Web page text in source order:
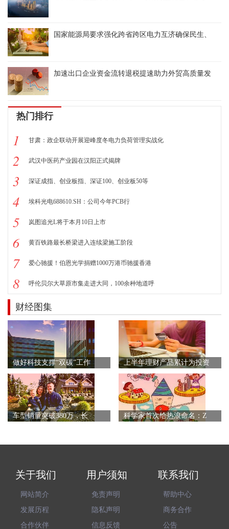
国家能源局要求强化跨省跨区电力互济确保民生、
加速出口企业资金流转退税提速助力外贸高质量发
热门排行
1 甘肃：政企联动开展迎峰度冬电力负荷管理实战化
2 武汉中医药产业园在汉阳正式揭牌
3 深证成指、创业板指、深证100、创业板50等
4 埃科光电688610.SH：公司今年PCB行
5 岚图追光L将于本月10日上市
6 黄百铁路最长桥梁进入连续梁施工阶段
7 爱心驰援！伯恩光学捐赠1000万港币驰援香港
8 呼伦贝尔大草原市集走进大同，100余种地道呼
财经图集
做好科技支撑“双碳”工作 上半年理财产品累计为投资
车型销量突破380万，长 科学家首次给热浪命名：Z
关于我们
网站简介
发展历程
合作伙伴
用户须知
免责声明
隐私声明
信息反馈
联系我们
帮助中心
商务合作
公告